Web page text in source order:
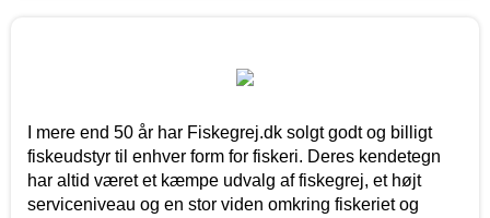
I mere end 50 år har Fiskegrej.dk solgt godt og billigt
fiskeudstyr til enhver form for fiskeri. Deres kendetegn
har altid været et kæmpe udvalg af fiskegrej, et højt
serviceniveau og en stor viden omkring fiskeriet og